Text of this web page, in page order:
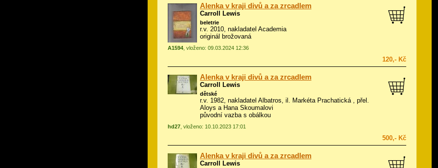
Alenka v kraji divů a za zrcadlem
Carroll Lewis
beletrie
r.v. 2010, nakladatel Academia
originál brožovaná
A1594 , vloženo: 09.03.2024 12:36
120,- Kč
Alenka v kraji divů a za zrcadlem
Carroll Lewis
dětské
r.v. 1982, nakladatel Albatros, il. Markéta Prachatická, přel.
Aloys a Hana Skoumalovi
původní vazba s obálkou
hd27 , vloženo: 10.10.2023 17:01
500,- Kč
Alenka v kraji divů a za zrcadlem
Carroll Lewis